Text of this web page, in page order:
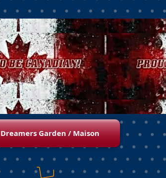
Dreamers Garden / Maison